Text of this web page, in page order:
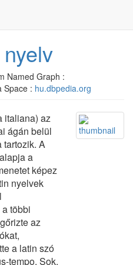
Named Graph :
Space : hu.dbpedia.org
italiana) az
ágán belül
tartozik. A
a
képez
nyelvek
többi
az
a latin szó
tempo. Sok,